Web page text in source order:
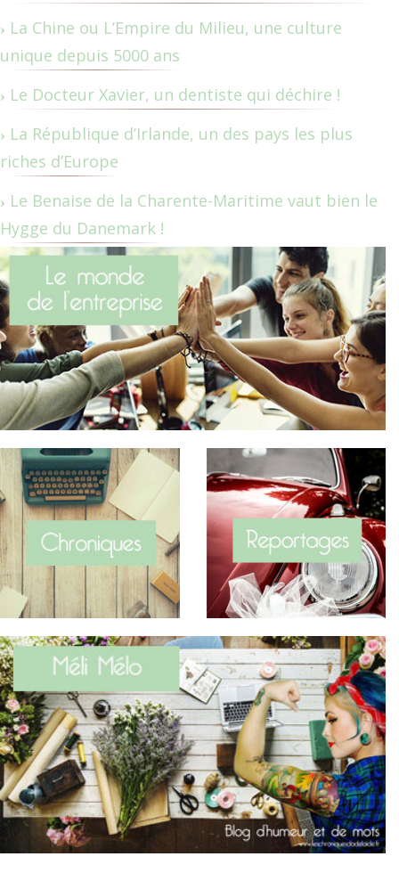
La Chine ou L’Empire du Milieu, une culture
unique depuis 5000 ans
Le Docteur Xavier, un dentiste qui déchire !
La République d’Irlande, un des pays les plus
riches d’Europe
Le Benaise de la Charente-Maritime vaut bien le
Hygge du Danemark !